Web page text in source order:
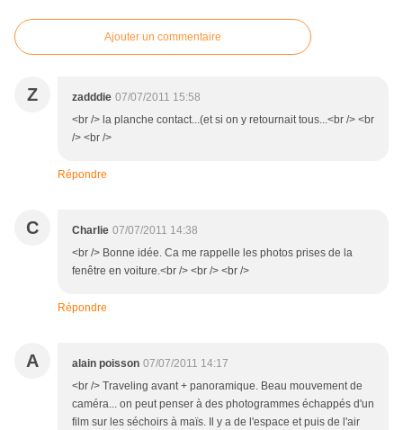
Ajouter un commentaire
Z zadddie 07/07/2011 15:58
<br /> la planche contact...(et si on y retournait tous...<br /> <br
/> <br />
Répondre
C Charlie 07/07/2011 14:38
<br /> Bonne idée. Ca me rappelle les photos prises de la
fenêtre en voiture.<br /> <br /> <br />
Répondre
A alain poisson 07/07/2011 14:17
<br /> Traveling avant + panoramique. Beau mouvement de
caméra... on peut penser à des photogrammes échappés d'un
film sur les séchoirs à maïs. Il y a de l'espace et puis de l'air